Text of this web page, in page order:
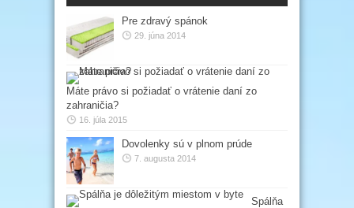
Pre zdravý spánok
29. júna 2014
Máte právo si požiadať o vrátenie daní zo
zahraničia?
16. júla 2015
Dovolenky sú v plnom prúde
7. augusta 2014
Spálňa